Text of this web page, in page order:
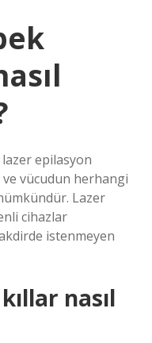
epilasyon
vücudun herhangi
Lazer
cihazlar
istenmeyen
nasıl